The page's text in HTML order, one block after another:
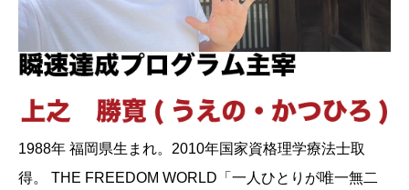
1988年 福岡県生まれ。2010年国家資格理学療法士取
得。 THE FREEDOM WORLD「一人ひとりが唯一無二